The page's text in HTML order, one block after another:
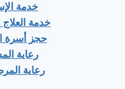
خدمة
خدمة العلاج
حجز أسرة
رعاية
رعاية